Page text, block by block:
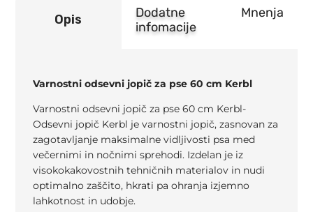
Opis
Dodatne
infomacije
Mnenja
Varnostni odsevni jopič za pse 60 cm Kerbl
Varnostni odsevni jopič za pse 60 cm Kerbl-
Odsevni jopič Kerbl je varnostni jopič, zasnovan za
zagotavljanje maksimalne vidljivosti psa med
večernimi in nočnimi sprehodi. Izdelan je iz
visokokakovostnih tehničnih materialov in nudi
optimalno zaščito, hkrati pa ohranja izjemno
lahkotnost in udobje.